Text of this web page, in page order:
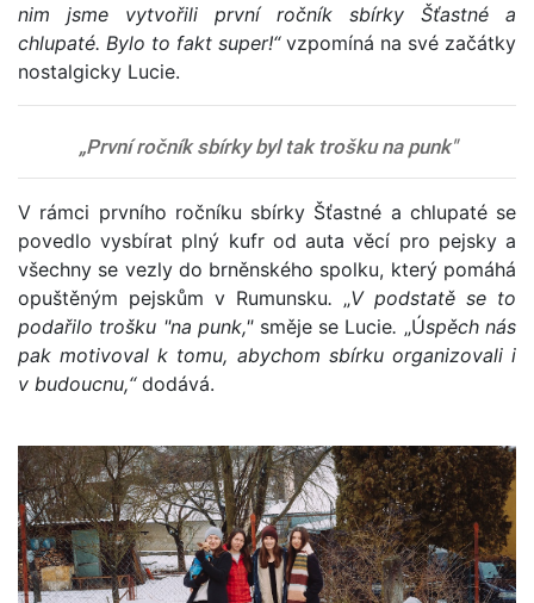
nim jsme vytvořili první ročník sbírky Šťastné a
chlupaté. Bylo to fakt super!“vzpomíná na své začátky
nostalgicky Lucie.
„První ročník sbírky byl tak trošku na punk"
V rámci prvního ročníku sbírky Šťastné a chlupaté se
povedlo vysbírat plný kufr od auta věcí pro pejsky a
všechny se vezly do brněnského spolku, který pomáhá
opuštěným pejskům v Rumunsku. „V podstatě se to
podařilo trošku "na punk," směje se Lucie. „Úspěch nás
pak motivoval k tomu, abychom sbírku organizovali i
v budoucnu,“ dodává.